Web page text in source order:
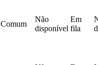
Comum
Não
disponível
Em
fila